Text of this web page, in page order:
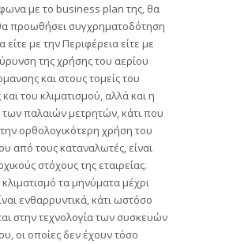
με το business plan της, θα
προωθήσει συγχρηματοδότηση
είτε με την Περιφέρεια είτε με
της χρήσης του αερίου
και στους τομείς του
του κλιματισμού, αλλά και η
παλαιών μετρητών, κάτι που
ορθολογικότερη χρήση του
από τους καταναλωτές, είναι
στόχους της εταιρείας.
κλιματισμό τα μηνύματα μέχρι
ενθαρρυντικά, κάτι ωστόσο
στην τεχνολογία των συσκευών
οι οποίες δεν έχουν τόσο